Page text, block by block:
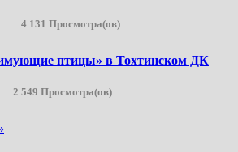
4 131 Просмотра(ов)
птицы» в Тохтинском ДК
2 549 Просмотра(ов)